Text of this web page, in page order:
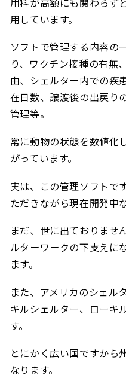
用しています。
ソフトで管理する内容の
り、ワクチン接種の有無
由、シェルター内での疾
在日数、譲渡後の出戻り
管理等。
常に動物の状態を数値化
がっています。
実は、この管理ソフトで
ただきながら現在開発中
まだ、世に出ておりませ
ルターワークの下支えに
ます。
また、アメリカのシェル
キルシェルター、ローキ
す。
とにかく広い国ですから
なります。